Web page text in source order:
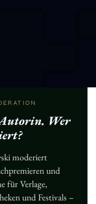
Wer
moderiert
und
für Verlage,
und Festivals –